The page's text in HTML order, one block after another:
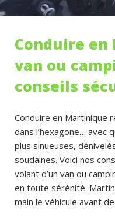
Conduire
van ou
conseils
Conduire en Martinique
dans l’hexagone… avec
plus sinueuses,
soudaines. Voici nos
volant d’un van ou
en toute sérénité.
main le véhicule avant